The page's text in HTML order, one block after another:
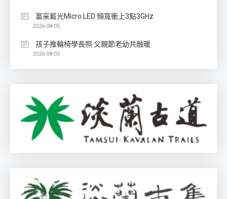
富采藍光Micro LED 頻寬衝上3點3GHz
2026-08-05
孩子推輪椅學長照 父親節老幼共融暖
2026-08-05